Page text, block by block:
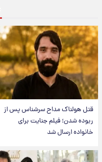
قتل هولناک مداح سرشناس پس از
ربوده شدن؛ فیلم جنایت برای
خانواده ارسال شد